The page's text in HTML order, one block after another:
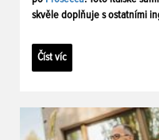
skvěle doplňuje s ostatními
Číst víc